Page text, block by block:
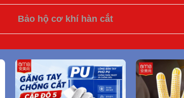
Bảo hộ cơ khí hàn cắt